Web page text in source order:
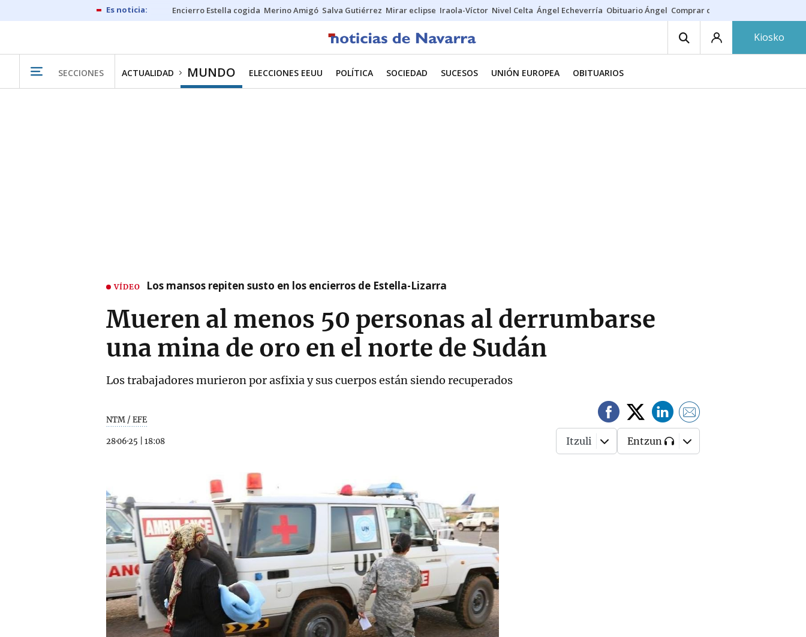
Encierro Estella cogida Merino Amigó Salva Gutiérrez Mirar eclipse Iraola-Víctor Nivel Celta Ángel Echeverría Obituario Ángel Comprar casa
Kiosko
SECCIONES ACTUALIDAD MUNDO ELECCIONES EEUU POLÍTICA SOCIEDAD SUCESOS UNIÓN EUROPEA OBITUARIOS
VÍDEO Los mansos repiten susto en los encierros de Estella-Lizarra
Mueren al menos 50 personas al derrumbarse
una mina de oro en el norte de Sudán
Los trabajadores murieron por asfixia y sus cuerpos están siendo recuperados
NTM / EFE
28·06·25 18:08 Itzuli Entzun